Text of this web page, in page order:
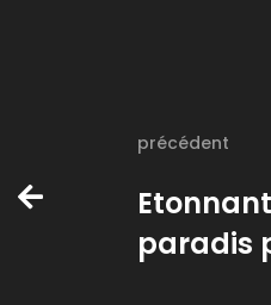
précédent
paradis